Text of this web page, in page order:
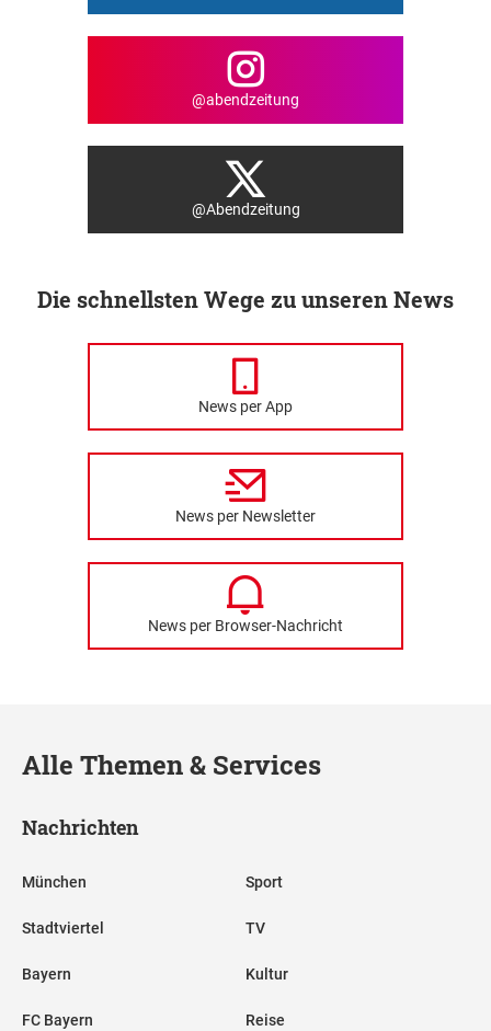
@abendzeitung
@Abendzeitung
Die schnellsten Wege zu unseren News
News per App
News per Newsletter
News per Browser-Nachricht
Alle Themen & Services
Nachrichten
München
Stadtviertel
Bayern
FC Bayern
Sport
TV
Kultur
Reise